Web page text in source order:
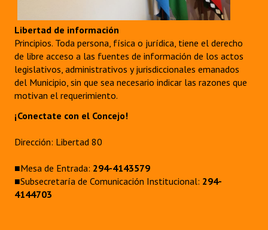
Libertad de información
Principios. Toda persona, física o jurídica, tiene el derecho
de libre acceso a las fuentes de información de los actos
legislativos, administrativos y jurisdiccionales emanados
del Municipio, sin que sea necesario indicar las razones que
motivan el requerimiento.
¡Conectate con el Concejo!
Dirección: Libertad 80
■Mesa de Entrada: 294-4143579
■Subsecretaría de Comunicación Institucional: 294-
4144703